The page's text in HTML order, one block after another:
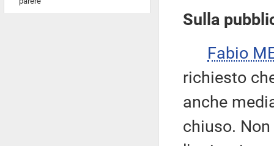
Sulla
Fabio
richiesto
anche
chiuso.